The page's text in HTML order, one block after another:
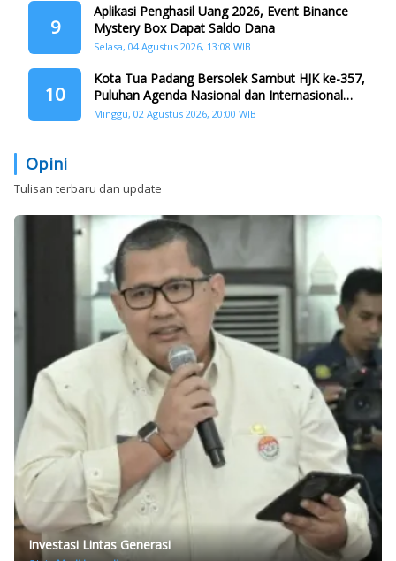
9
Aplikasi Penghasil Uang 2026, Event Binance
Mystery Box Dapat Saldo Dana
Selasa, 04 Agustus 2026, 13:08 WIB
10
Kota Tua Padang Bersolek Sambut HJK ke-357,
Puluhan Agenda Nasional dan Internasional
Siap Digelar
Minggu, 02 Agustus 2026, 20:00 WIB
Opini
Tulisan terbaru dan update
Investasi Lintas Generasi